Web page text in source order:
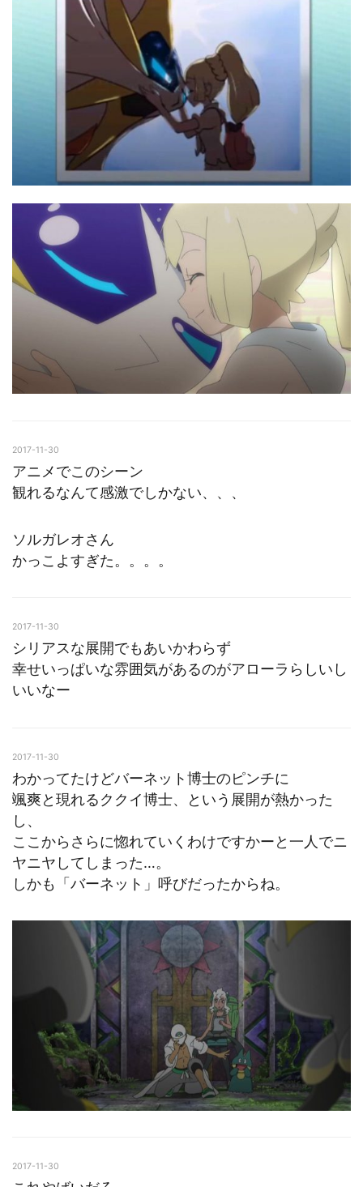
2017-11-30
アニメでこのシーン
観れるなんて感激でしかない、、、
ソルガレオさん
かっこよすぎた。。。。
2017-11-30
シリアスな展開でもあいかわらず
幸せいっぱいな雰囲気があるのがアローラらしいし
いいなー
2017-11-30
わかってたけどバーネット博士のピンチに
颯爽と現れるククイ博士、という展開が熱かった
し、
ここからさらに惚れていくわけですかーと一人でニ
ヤニヤしてしまった…。
しかも「バーネット」呼びだったからね。
2017-11-30